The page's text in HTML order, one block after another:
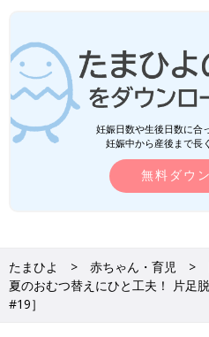
妊娠日数や生後日数に合
妊娠中から産後まで長
無料ダウ
たまひよ 赤ちゃん・育児
夏のおむつ替えにひと工夫！ 片足
#19］